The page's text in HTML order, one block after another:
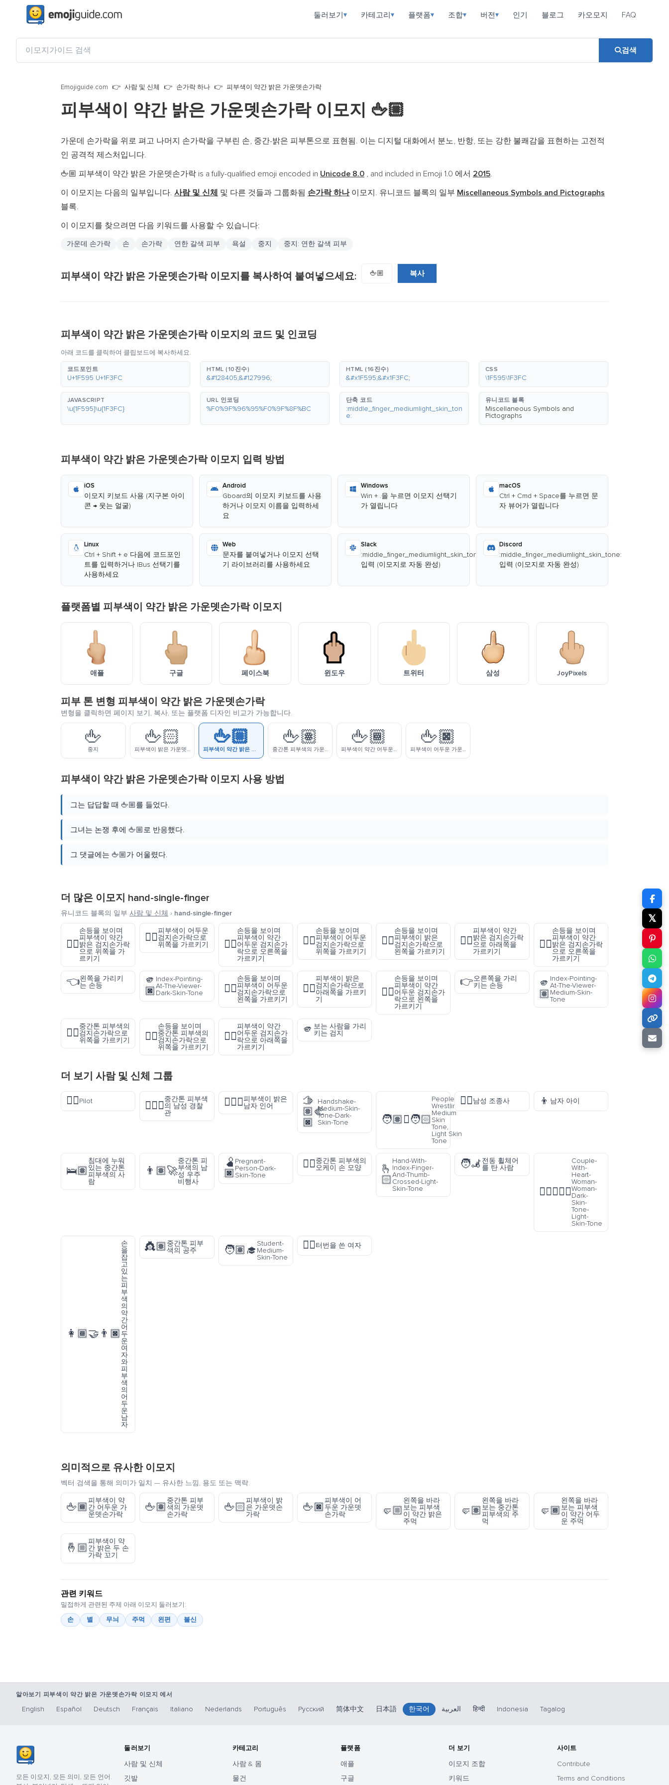
둘러보기▾ 카테고리▾ 플랫폼▾ 조합▾ 버전▾ 인기 블로그 카오모지 FAQ
검색
Emojiguide.com 사람 및 신체 손가락 하나 피부색이 약간 밝은 가운뎃손가락
피부색이 약간 밝은 가운뎃손가락 이모지 🖕🏼
가운데 손가락을 위로 펴고 나머지 손가락을 구부린 손, 중간-밝은 피부톤으로 표현됨. 이는 디지털 대화에서 분노, 반항, 또는 강한 불쾌감을 표현하는 고전적
인 공격적 제스처입니다.
🖕🏼 피부색이 약간 밝은 가운뎃손가락 is a fully-qualified emoji encoded in Unicode 8.0 , and included in Emoji 1.0 에서 2015.
이 이모지는 다음의 일부입니다. 사람 및 신체 및 다른 것들과 그룹화됨 손가락 하나이모지. 유니코드 블록의 일부 Miscellaneous Symbols and Pictographs
블록.
이 이모지를 찾으려면 다음 키워드를 사용할 수 있습니다:
가운데 손가락 손 손가락 연한 갈색 피부 욕설 중지 중지: 연한 갈색 피부
피부색이 약간 밝은 가운뎃손가락 이모지를 복사하여 붙여넣으세요: 🖕🏼 복사
피부색이 약간 밝은 가운뎃손가락 이모지의 코드 및 인코딩
아래 코드를 클릭하여 클립보드에 복사하세요.
코드포인트
U+1F595 U+1F3FC
HTML (10진수)
&#128405;&#127996;
HTML (16진수)
&#x1F595;&#x1F3FC;
CSS
\1F595\1F3FC
JAVASCRIPT
\u{1F595}\u{1F3FC}
URL 인코딩
%F0%9F%96%95%F0%9F%8F%BC
단축 코드
:middle_finger_mediumlight_skin_ton
e:
유니코드 블록
Miscellaneous Symbols and
Pictographs
피부색이 약간 밝은 가운뎃손가락 이모지 입력 방법
iOS
이모지 키보드 사용 (지구본 아이
콘 → 웃는 얼굴)
Android
Gboard의 이모지 키보드를 사용
하거나 이모지 이름을 입력하세
요
Windows
Win + .을 누르면 이모지 선택기
가 열립니다
macOS
Ctrl + Cmd + Space를 누르면 문
자 뷰어가 열립니다
Linux
Ctrl + Shift + e 다음에 코드포인
트를 입력하거나 IBus 선택기를
사용하세요
Web
문자를 붙여넣거나 이모지 선택
기 라이브러리를 사용하세요
Slack
:middle_finger_mediumlight_skin_tone:
입력 (이모지로 자동 완성)
Discord
:middle_finger_mediumlight_skin_tone:
입력 (이모지로 자동 완성)
플랫폼별 피부색이 약간 밝은 가운뎃손가락 이모지
애플 구글 페이스북 윈도우 트위터 삼성 JoyPixels
피부 톤 변형 피부색이 약간 밝은 가운뎃손가락
변형을 클릭하면 페이지 보기, 복사, 또는 플랫폼 디자인 비교가 가능합니다.
🖕
중지
🖕🏻
피부색이 밝은 가운뎃손가락
🖕🏼
피부색이 약간 밝은 가운뎃손가락
🖕🏽
중간톤 피부색의 가운뎃손가락
🖕🏾
피부색이 약간 어두운 가운뎃손가락
🖕🏿
피부색이 어두운 가운뎃손가락
피부색이 약간 밝은 가운뎃손가락 이모지 사용 방법
그는 답답할 때 🖕🏼를 들었다.
그녀는 논쟁 후에 🖕🏼로 반응했다.
그 댓글에는 🖕🏼가 어울렸다.
더 많은 이모지 hand-single-finger
유니코드 블록의 일부 사람 및 신체 › hand-single-finger
👆🏼
손등을 보이며
피부색이 약간
밝은 검지손가락
으로 위쪽을 가
르키기
☝🏿
피부색이 어두운
검지손가락으로
위쪽을 가르키기
👉🏾
손등을 보이며
피부색이 약간
어두운 검지손가
락으로 오른쪽을
가르키기
👆🏿
손등을 보이며
피부색이 어두운
검지손가락으로
위쪽을 가르키기
👈🏻
손등을 보이며
피부색이 밝은
검지손가락으로
왼쪽을 가르키기
👇🏼
피부색이 약간
밝은 검지손가락
으로 아래쪽을
가르키기
👉🏼
손등을 보이며
피부색이 약간
밝은 검지손가락
으로 오른쪽을
가르키기
👈왼쪽을 가리키
는 손등
🫵
🏿
Index-Pointing-
At-The-Viewer-
Dark-Skin-Tone
👈🏿
손등을 보이며
피부색이 어두운
검지손가락으로
왼쪽을 가르키기
👇🏻
피부색이 밝은
검지손가락으로
아래쪽을 가르키
기
👈🏾
손등을 보이며
피부색이 약간
어두운 검지손가
락으로 왼쪽을
가르키기
👉오른쪽을 가리
키는 손등
🫵
🏽
Index-Pointing-
At-The-Viewer-
Medium-Skin-
Tone
☝🏽
중간톤 피부색의
검지손가락으로
위쪽을 가르키기
👆🏽
손등을 보이며
중간톤 피부색의
검지손가락으로
위쪽을 가르키기
👇🏾
피부색이 약간
어두운 검지손가
락으로 아래쪽을
가르키기
🫵 보는 사람을 가리
키는 검지
더 보기 사람 및 신체 그룹
🧑‍✈️Pilot 👮🏽‍♂️
중간톤 피부색
의 남성 경찰
관
🧜🏻‍♂️피부색이 밝은
남자 인어
🫱
🏽‍🫲
🏿
Handshake-
Medium-Skin-
Tone-Dark-
Skin-Tone
🧑🏽‍🫯‍🧑🏻
People
Wrestling:
Medium
Skin
Tone,
Light Skin
Tone
👨‍✈️남성 조종사 👦 남자 아이
🛌🏽
침대에 누워
있는 중간톤
피부색의 사
람
👨🏽‍🚀
중간톤 피
부색의 남
성 우주
비행사
🫄
🏿
Pregnant-
Person-Dark-
Skin-Tone
👌🏽중간톤 피부색의
오케이 손 모양
🫰
🏻
Hand-With-
Index-Finger-
And-Thumb-
Crossed-Light-
Skin-Tone
🧑‍🦼전동 휠체어
를 탄 사람
👩🏿‍❤️‍👩🏻
Couple-
With-
Heart-
Woman-
Woman-
Dark-
Skin-
Tone-
Light-
Skin-Tone
👩🏾‍🤝‍👨🏿
손
을
잡
고
있
는
피
부
색
의
약
간
어
두
운
여
자
와
피
부
색
의
어
두
운
남
자
👸🏽중간톤 피부
색의 공주
🧑🏽‍🎓
Student-
Medium-
Skin-Tone
👳‍♀️터번을 쓴 여자
의미적으로 유사한 이모지
벡터 검색을 통해 의미가 일치 — 유사한 느낌, 용도 또는 맥락.
🖕🏾
피부색이 약
간 어두운 가
운뎃손가락
🖕🏽
중간톤 피부
색의 가운뎃
손가락
🖕🏻
피부색이 밝
은 가운뎃손
가락
🖕🏿
피부색이 어
두운 가운뎃
손가락
🤛🏼
왼쪽을 바라
보는 피부색
이 약간 밝은
주먹
🤛🏽
왼쪽을 바라
보는 중간톤
피부색의 주
먹
🤛🏾
왼쪽을 바라
보는 피부색
이 약간 어두
운 주먹
🤞🏼
피부색이 약
간 밝은 두 손
가락 꼬기
관련 키워드
밀접하게 관련된 주제 아래 이모지 둘러보기:
손
별 무늬 주먹 왼편 불신
𝕏
알아보기 피부색이 약간 밝은 가운뎃손가락 이모지 에서
English Español Deutsch Français Italiano Nederlands Português Русский 简体中文 日本語 한국어 العربية हिन्दी Indonesia Tagalog
모든 이모지, 모든 의미, 모든 언어.
둘러보기
사람 및 신체
깃발
카테고리
사람 & 몸
물건
플랫폼
애플
구글
더 보기
이모지 조합
키워드
사이트
Contribute
Terms and Conditions